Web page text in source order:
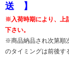
送 】
※入荷時期により、上
下さい。
※商品納品され次第順
のタイミングは前後す